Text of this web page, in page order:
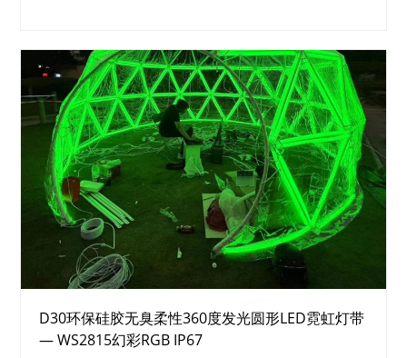
D30环保硅胶无臭柔性360度发光圆形LED霓虹灯带
— WS2815幻彩RGB IP67